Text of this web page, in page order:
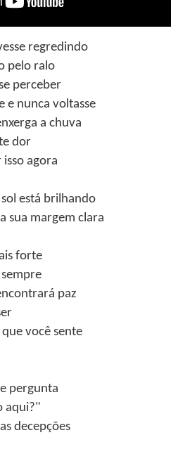
regredindo
pelo ralo
perceber
e nunca voltasse
a chuva
dor
isso agora
está brilhando
sua margem clara
forte
paz
você sente
pergunta
aqui?"
decepções